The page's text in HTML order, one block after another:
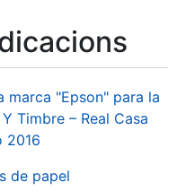
marca "Epson" para la
Timbre – Real Casa
2016
de papel